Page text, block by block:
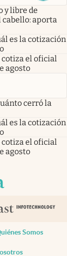
y libre de
aporta
es la cotización
cotiza el oficial
agosto
cerró la
es la cotización
cotiza el oficial
agosto
pestañapestaña
en nueva pestaña
Somos